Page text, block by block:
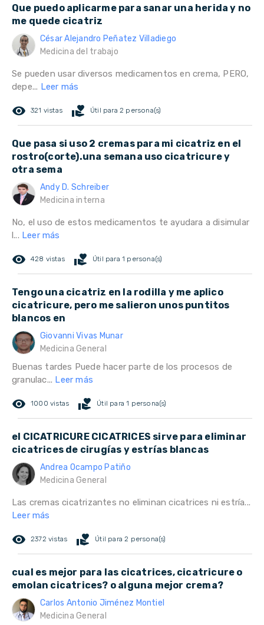
Que puedo aplicarme para sanar una herida y no
me quede cicatriz
César Alejandro Peñatez Villadiego
Medicina del trabajo
Se pueden usar diversos medicamentos en crema, PERO,
depe... Leer más
remove_red_eye 321 vistas volunteer_activism Útil para 2 persona(s)
Que pasa si uso 2 cremas para mi cicatriz en el
rostro(corte).una semana uso cicatricure y
otra sema
Andy D. Schreiber
Medicina interna
No, el uso de estos medicamentos te ayudara a disimular
l... Leer más
remove_red_eye 428 vistas volunteer_activism Útil para 1 persona(s)
Tengo una cicatriz en la rodilla y me aplico
cicatricure, pero me salieron unos puntitos
blancos en
Giovanni Vivas Munar
Medicina General
Buenas tardes Puede hacer parte de los procesos de
granulac... Leer más
remove_red_eye 1000 vistas volunteer_activism Útil para 1 persona(s)
el CICATRICURE CICATRICES sirve para eliminar
cicatrices de cirugías y estrías blancas
Andrea Ocampo Patiño
Medicina General
Las cremas cicatrizantes no eliminan cicatrices ni estría...
Leer más
remove_red_eye 2372 vistas volunteer_activism Útil para 2 persona(s)
cual es mejor para las cicatrices, cicatricure o
emolan cicatrices? o alguna mejor crema?
Carlos Antonio Jiménez Montiel
Medicina General